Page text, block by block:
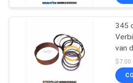
Regelbare
345
van